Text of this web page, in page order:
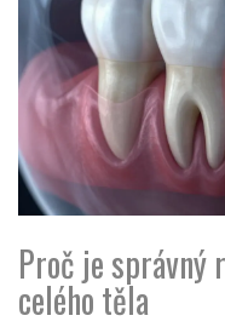
Proč je
celého těla